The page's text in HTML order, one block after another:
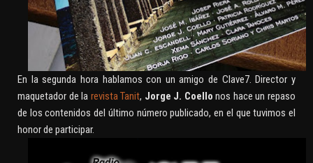
En la segunda hora hablamos con un amigo de Clave7. Director y
maquetador de la revista Tanit, Jorge J. Coello nos hace un repaso
de los contenidos del último número publicado, en el que tuvimos el
honor de participar.